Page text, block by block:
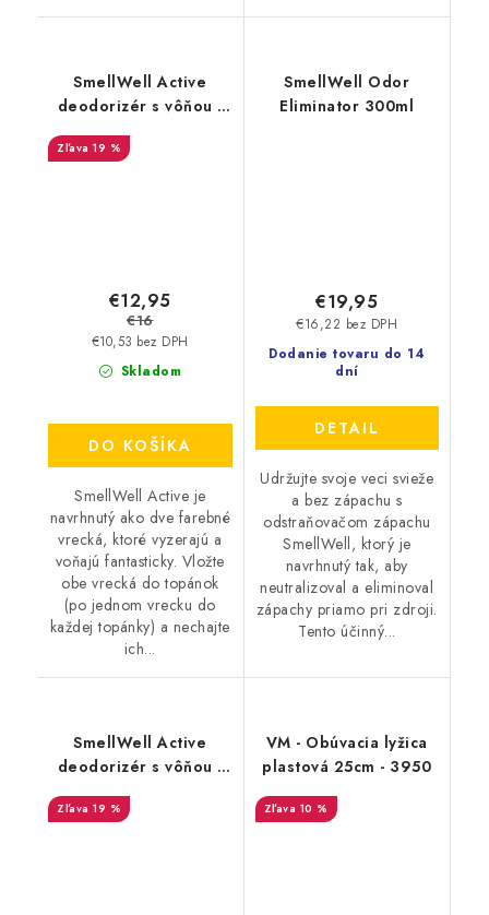
SmellWell Active
deodorizér s vôňou -
19 %
Skladom
€10,53 bez DPH
€12,95
€16
DO KOŠÍKA
SmellWell Active je
navrhnutý ako dve farebné
vrecká, ktoré vyzerajú a
voňajú fantasticky. Vložte
obe vrecká do topánok
(po jednom vrecku do
každej topánky) a nechajte
ich...
SmellWell Odor
Eliminator 300ml
Dodanie tovaru do 14
dní
€16,22 bez DPH
€19,95
DETAIL
Udržujte svoje veci svieže
a bez zápachu s
odstraňovačom zápachu
SmellWell, ktorý je
navrhnutý tak, aby
neutralizoval a eliminoval
zápachy priamo pri zdroji.
Tento účinný...
SmellWell Active
deodorizér s vôňou -
Black Zebra
19 %
VM - Obúvacia lyžica
plastová 25cm - 3950
10 %